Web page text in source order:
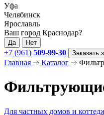
Уфа
Челябинск
Ярославль
Ваш город Краснодар?
Да Нет
+7 (961) 509-99-30 Заказать
Главная Каталог
Для частных домов и